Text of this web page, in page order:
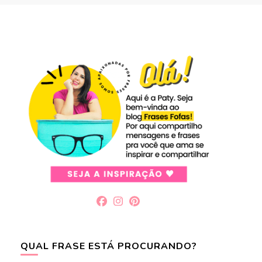
QUAL FRASE ESTÁ PROCURANDO?